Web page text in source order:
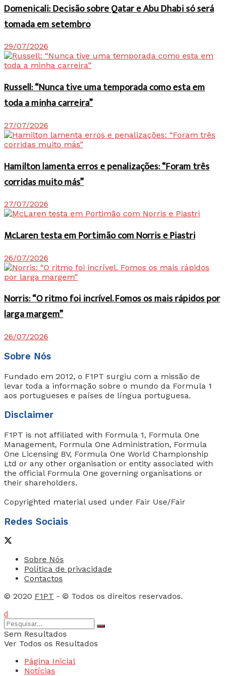
Domenicali: Decisão sobre Qatar e Abu Dhabi só será
tomada em setembro
29/07/2026
Russell: “Nunca tive uma temporada como esta em
toda a minha carreira”
27/07/2026
Hamilton lamenta erros e penalizações: “Foram três
corridas muito más”
27/07/2026
McLaren testa em Portimão com Norris e Piastri
26/07/2026
Norris: “O ritmo foi incrível. Fomos os mais rápidos por
larga margem”
26/07/2026
Sobre Nós
Fundado em 2012, o F1PT surgiu com a missão de
levar toda a informação sobre o mundo da Formula 1
aos portugueses e países de língua portuguesa.
Disclaimer
F1PT is not affiliated with Formula 1, Formula One
Management, Formula One Administration, Formula
One Licensing BV, Formula One World Championship
Ltd or any other organisation or entity associated with
the official Formula One governing organisations or
their shareholders.
Copyrighted material used under Fair Use/Fair
Redes Sociais
Sobre Nós
Política de privacidade
Contactos
© 2020 F1PT - © Todos os direitos reservados.
Sem Resultados
Ver Todos os Resultados
Página Inicial
Notícias